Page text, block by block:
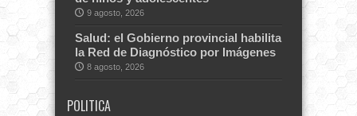
9 agosto, 2026
Salud: el Gobierno provincial habilita
la Red de Diagnóstico por Imágenes
8 agosto, 2026
POLITICA